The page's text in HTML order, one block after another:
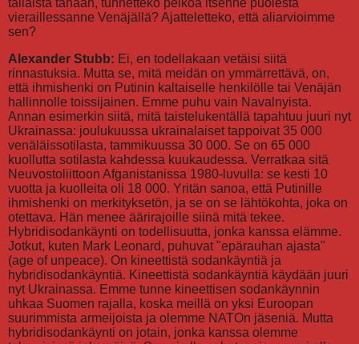
vieraillessanne Venäjällä? Ajatteletteko, että aliarvioimme
sen?
Alexander Stubb: Ei, en todellakaan vetäisi siitä
rinnastuksia. Mutta se, mitä meidän on ymmärrettävä, on,
että ihmishenki on Putinin kaltaiselle henkilölle tai Venäjän
hallinnolle toissijainen. Emme puhu vain Navalnyista.
Annan esimerkin siitä, mitä taistelukentällä tapahtuu juuri nyt
Ukrainassa: joulukuussa ukrainalaiset tappoivat 35 000
venäläissotilasta, tammikuussa 30 000. Se on 65 000
kuollutta sotilasta kahdessa kuukaudessa. Verratkaa sitä
Neuvostoliittoon Afganistanissa 1980-luvulla: se kesti 10
vuotta ja kuolleita oli 18 000. Yritän sanoa, että Putinille
ihmishenki on merkityksetön, ja se on se lähtökohta, joka on
otettava. Hän menee äärirajoille siinä mitä tekee.
Hybridisodankäynti on todellisuutta, jonka kanssa elämme.
Jotkut, kuten Mark Leonard, puhuvat "epärauhan ajasta"
(age of unpeace). On kineettistä sodankäyntiä ja
hybridisodankäyntiä. Kineettistä sodankäyntiä käydään juuri
nyt Ukrainassa. Emme tunne kineettisen sodankäynnin
uhkaa Suomen rajalla, koska meillä on yksi Euroopan
suurimmista armeijoista ja olemme NATOn jäseniä. Mutta
hybridisodankäynti on jotain, jonka kanssa olemme